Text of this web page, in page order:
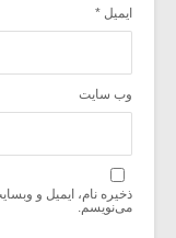
ایمیل *
وب‌ سایت
ذخیره نام، ایمیل و
می‌نویسم.